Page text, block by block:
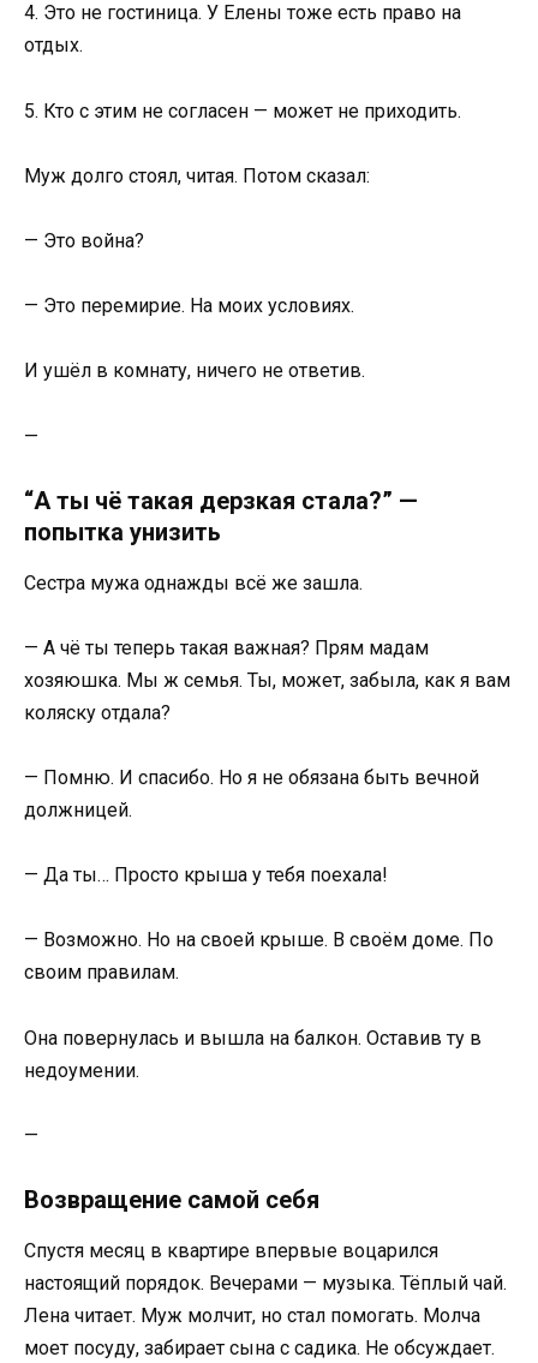
4. Это не гостиница. У Елены тоже есть право на
отдых.
5. Кто с этим не согласен — может не приходить.
Муж долго стоял, читая. Потом сказал:
— Это война?
— Это перемирие. На моих условиях.
И ушёл в комнату, ничего не ответив.
—
“А ты чё такая дерзкая стала?” —
попытка унизить
Сестра мужа однажды всё же зашла.
— А чё ты теперь такая важная? Прям мадам
хозяюшка. Мы ж семья. Ты, может, забыла, как я вам
коляску отдала?
— Помню. И спасибо. Но я не обязана быть вечной
должницей.
— Да ты… Просто крыша у тебя поехала!
— Возможно. Но на своей крыше. В своём доме. По
своим правилам.
Она повернулась и вышла на балкон. Оставив ту в
недоумении.
—
Возвращение самой себя
Спустя месяц в квартире впервые воцарился
настоящий порядок. Вечерами — музыка. Тёплый чай.
Лена читает. Муж молчит, но стал помогать. Молча
моет посуду, забирает сына с садика. Не обсуждает.